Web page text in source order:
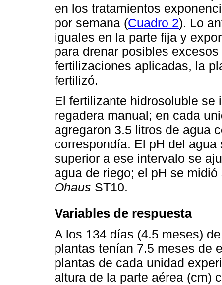
en los tratamientos
por semana (Cuadro 2). Lo
iguales en la parte fija y
para drenar posibles
fertilizaciones aplicadas, la
fertilizó.
El fertilizante hidrosoluble se
regadera manual; en cada
agregaron 3.5 litros de agua
correspondía. El pH del
superior a ese intervalo se
agua de riego; el pH se
Ohaus ST10.
Variables de respuesta
A los 134 días (4.5 meses)
plantas tenían 7.5 meses de
plantas de cada unidad
altura de la parte aérea (cm)